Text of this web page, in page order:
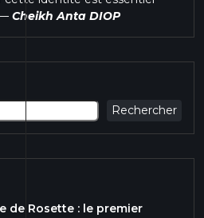
Cheikh Anta DIOP
Rechercher
de Rosette : le premier